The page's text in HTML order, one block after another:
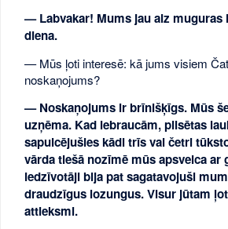
— Labvakar! Mums jau aiz muguras
diena.
— Mūs ļoti interesē: kā jums visiem
noskaņojums?
— Noskaņojums ir brīnišķīgs. Mūs
uzņēma. Kad iebraucām, pilsētas
sapulcējušies kādi trīs vai četri
vārda tiešā nozīmē mūs apsveica ar
iedzīvotāji bija pat sagatavojuši
draudzīgus lozungus. Visur jūtam
attieksmi.